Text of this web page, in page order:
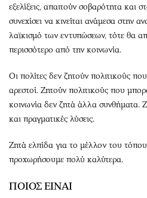
εξελίξεις, απαιτούν σοβαρότητα και
συνεχίσει να κινείται ανάμεσα
λαϊκισμό των εντυπώσεων, τότε θα
περισσότερο από την κοινωνία.
Οι πολίτες δεν ζητούν πολιτικούς
αρεστοί. Ζητούν πολιτικούς που
κοινωνία δεν ζητά άλλα συνθήματα.
και πραγματικές λύσεις.
Ζητά ελπίδα για το μέλλον του
προχωρήσουμε πολύ καλύτερα.
ΠΟΙΟΣ ΕΙΝΑΙ